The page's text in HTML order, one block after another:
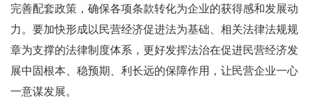
完善配套政策，确保各项条款转化为企业的获得感和发展动
力。要加快形成以民营经济促进法为基础、相关法律法规规
章为支撑的法律制度体系，更好发挥法治在促进民营经济发
展中固根本、稳预期、利长远的保障作用，让民营企业一心
一意谋发展。